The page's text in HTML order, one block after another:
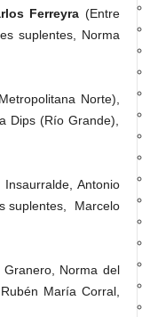
Ferreyra (Entre
suplentes, Norma
Norte),
Dips (Río Grande),
Antonio
suplentes, Marcelo
Granero, Norma del
María Corral,